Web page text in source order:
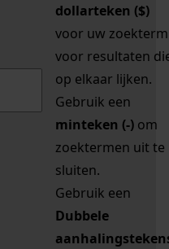
dollarteken ($)
voor uw zoekterm
voor resultaten
op elkaar lijken.
Gebruik een
minteken (-) om
zoektermen uit te
sluiten.
Gebruik een
Dubbele